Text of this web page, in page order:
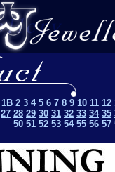
1B 2 3 4 5 6 7 8 9 10 11 12
27 28 29 30 31 32 33 34 35
50 51 52 53 54 55 56 57